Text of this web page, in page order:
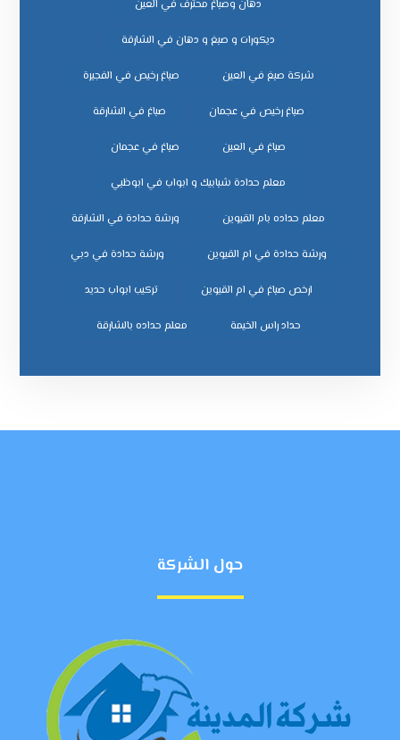
دهان وصباغ محترف في العين
ديكورات و صبغ و دهان في الشارقة
شركة صبغ في العين صباغ رخيص في الفجيرة
صباغ رخيص في عجمان صباغ في الشارقة
صباغ في العين صباغ في عجمان
معلم حدادة شبابيك و ابواب في ابوظبي
معلم حداده بام القيوين ورشة حدادة في الشارقة
ورشة حدادة في ام القيوين ورشة حدادة في دبي
ﺗﺮﻛﻴﺐ اﺑﻮاب ﺣﺪﻳﺪ
ﺣﺪاد راس اﻟﺨﻴﻤﺔ ﻣﻌﻠﻢ ﺣﺪاده ﺑﺎﻟﺸﺎرﻗﺔ
حول الشركة